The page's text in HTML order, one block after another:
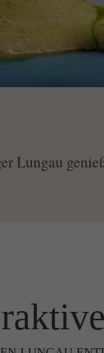
Lungau